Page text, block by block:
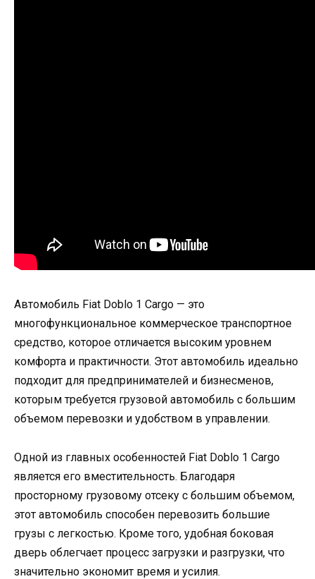
Автомобиль Fiat Doblo 1 Cargo — это
многофункциональное коммерческое транспортное
средство, которое отличается высоким уровнем
комфорта и практичности. Этот автомобиль идеально
подходит для предпринимателей и бизнесменов,
которым требуется грузовой автомобиль с большим
объемом перевозки и удобством в управлении.
Одной из главных особенностей Fiat Doblo 1 Cargo
является его вместительность. Благодаря
просторному грузовому отсеку с большим объемом,
этот автомобиль способен перевозить большие
грузы с легкостью. Кроме того, удобная боковая
дверь облегчает процесс загрузки и разгрузки, что
значительно экономит время и усилия.